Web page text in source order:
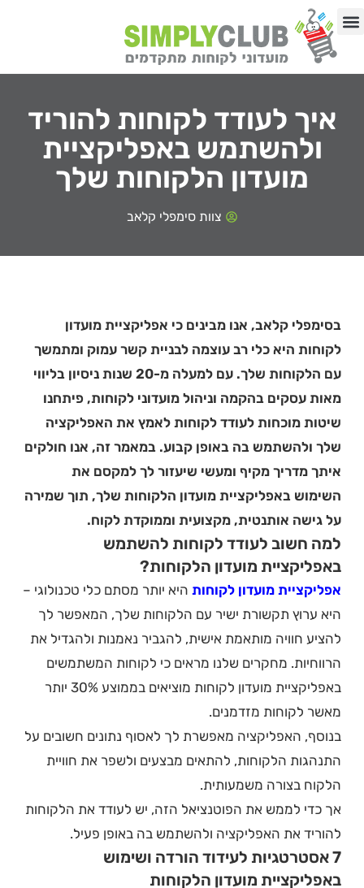
איך לעודד לקוחות להוריד
ולהשתמש באפליקציית
מועדון הלקוחות שלך
צוות סימפלי קלאב
בסימפלי קלאב, אנו מבינים כי אפליקציית מועדון
לקוחות היא כלי רב עוצמה לבניית קשר עמוק ומתמשך
עם הלקוחות שלך. עם למעלה מ-20 שנות ניסיון בליווי
מאות עסקים בהקמה וניהול מועדוני לקוחות, פיתחנו
שיטות מוכחות לעודד לקוחות לאמץ את האפליקציה
שלך ולהשתמש בה באופן קבוע. במאמר זה, אנו חולקים
איתך מדריך מקיף ומעשי שיעזור לך למקסם את
השימוש באפליקציית מועדון הלקוחות שלך, תוך שמירה
על גישה אותנטית, מקצועית וממוקדת לקוח.
למה חשוב לעודד לקוחות להשתמש
באפליקציית מועדון הלקוחות?
אפליקציית מועדון לקוחות היא יותר מסתם כלי טכנולוגי –
היא ערוץ תקשורת ישיר עם הלקוחות שלך, המאפשר לך
להציע חוויה מותאמת אישית, להגביר נאמנות ולהגדיל את
הרווחיות. מחקרים שלנו מראים כי לקוחות המשתמשים
באפליקציית מועדון לקוחות מוציאים בממוצע 30% יותר
מאשר לקוחות מזדמנים.
בנוסף, האפליקציה מאפשרת לך לאסוף נתונים חשובים על
התנהגות הלקוחות, להתאים מבצעים ולשפר את חוויית
הלקוח בצורה משמעותית.
אך כדי לממש את הפוטנציאל הזה, יש לעודד את הלקוחות
להוריד את האפליקציה ולהשתמש בה באופן פעיל.
7 אסטרטגיות לעידוד הורדה ושימוש
באפליקציית מועדון הלקוחות